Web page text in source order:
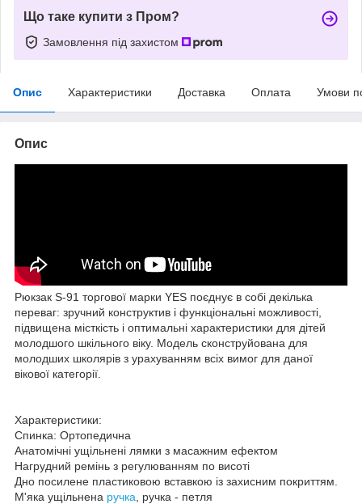
Що таке купити з Пром?
Замовлення під захистом
Опис Характеристики Доставка Оплата Умови
Опис
Рюкзак S-91 торгової марки YES поєднує в собі декілька
переваг: зручний конструктив і функціональні можливості,
підвищена місткість і оптимальні характеристики для дітей
молодшого шкільного віку. Модель сконструйована для
молодших школярів з урахуванням всіх вимог для даної
вікової категорії.
Характеристики:
Спинка: Ортопедична
Анатомічні ущільнені лямки з масажним ефектом
Нагрудний ремінь з регулюванням по висоті
Дно посилене пластиковою вставкою із захисним покриттям.
М'яка ущільнена ручка , ручка - петля